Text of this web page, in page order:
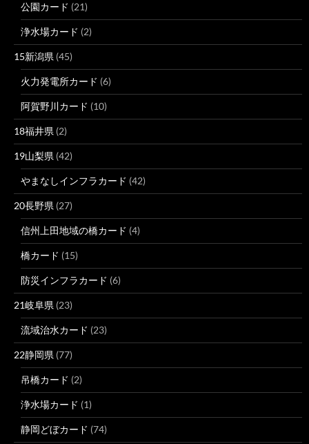
公園カード (21)
浄水場カード (2)
15新潟県 (45)
火力発電所カード (6)
阿賀野川カード (10)
18福井県 (2)
19山梨県 (42)
やまなしインフラカード (42)
20長野県 (27)
信州上田地域の橋カード (4)
橋カード (15)
防災インフラカード (6)
21岐阜県 (23)
流域治水カード (23)
22静岡県 (77)
吊橋カード (2)
浄水場カード (1)
静岡どぼカード (74)